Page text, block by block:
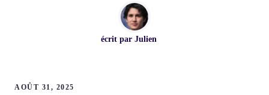
écrit par Julien
AOÛT 31, 2025